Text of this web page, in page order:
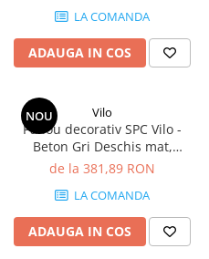
LA COMANDA
ADAUGA IN COS
NOU Vilo
Panou decorativ SPC Vilo -
Beton Gri Deschis mat,
1200×600×4 mm, 2.88
de la 381,89 RON
LA COMANDA
ADAUGA IN COS